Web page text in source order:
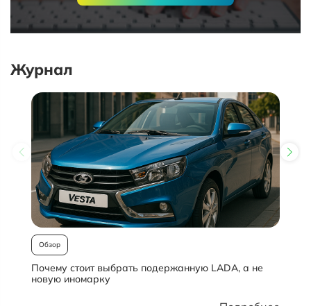
Журнал
Обзор
Почему стоит выбрать подержанную LADA, а не
новую иномарку